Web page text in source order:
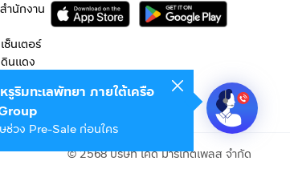
ำนักงาน
ซ็นเตอร์
นแดง
© 2568 บริษัท เคดี มาร์เก็ตเพลส จำกัด
รูริมทะเลพัทยา ภายใต้เครือ
ช่วง Pre-Sale ก่อนใคร